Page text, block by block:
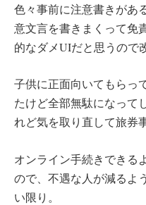
色々事前に注意書きがあ
意文言を書きまくって免
的なダメUIだと思うので
子供に正面向いてもらっ
たけど全部無駄になって
れど気を取り直して旅券
オンライン手続きできる
ので、不遇な人が減るよ
い限り。